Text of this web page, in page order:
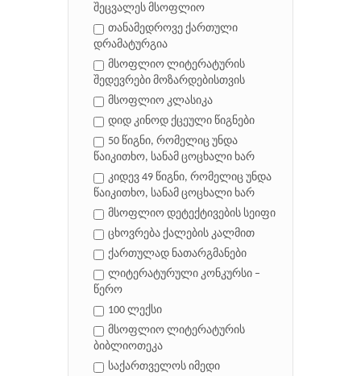
შეცვალეს მსოფლიო
თანამედროვე ქართული
დრამატურგია
მსოფლიო ლიტერატურის
შედევრები მოზარდებისთვის
მსოფლიო კლასიკა
დიდ კინოდ ქცეული წიგნები
50 წიგნი, რომელიც უნდა
წაიკითხო, სანამ ცოცხალი ხარ
კიდევ 49 წიგნი, რომელიც უნდა
წაიკითხო, სანამ ცოცხალი ხარ
მსოფლიო დეტექტივების სეიფი
ცხოვრება ქალების კალმით
ქართულად ნათარგმანები
ლიტერატურული კონკურსი –
წერო
100 ლექსი
მსოფლიო ლიტერატურის
ბიბლიოთეკა
საქართველოს იმედი